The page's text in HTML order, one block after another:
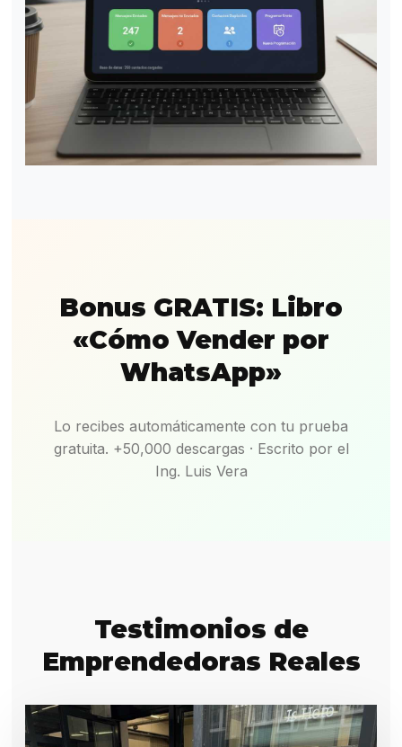
Bonus GRATIS: Libro
«Cómo Vender por
WhatsApp»
Lo recibes automáticamente con tu prueba
gratuita. +50,000 descargas · Escrito por el
Ing. Luis Vera
Testimonios de
Emprendedoras Reales